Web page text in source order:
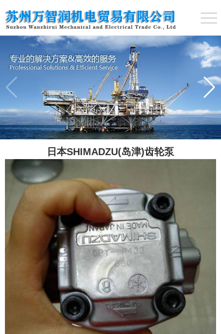
日本SHIMADZU(岛津)齿轮泵